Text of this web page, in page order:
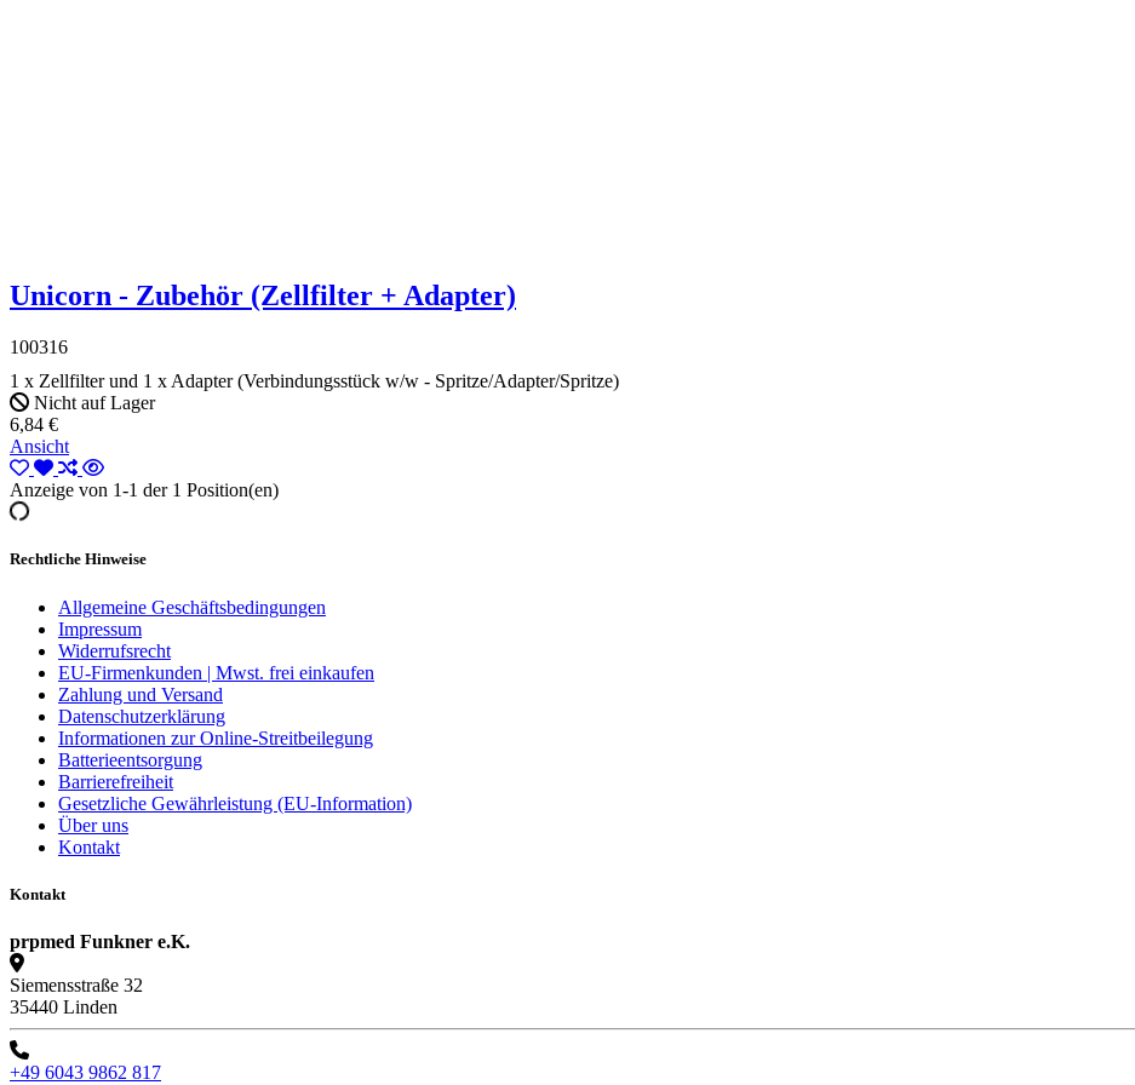
Unicorn - Zubehör (Zellfilter + Adapter)
100316
1 x Zellfilter und 1 x Adapter (Verbindungsstück w/w - Spritze/Adapter/Spritze)
Nicht auf Lager
6,84 €
Ansicht
Anzeige von 1-1 der 1 Position(en)
Rechtliche Hinweise
Allgemeine Geschäftsbedingungen
Impressum
Widerrufsrecht
EU-Firmenkunden | Mwst. frei einkaufen
Zahlung und Versand
Datenschutzerklärung
Informationen zur Online-Streitbeilegung
Batterieentsorgung
Barrierefreiheit
Gesetzliche Gewährleistung (EU-Information)
Über uns
Kontakt
Kontakt
prpmed Funkner e.K.
Siemensstraße 32
35440 Linden
+49 6043 9862 817